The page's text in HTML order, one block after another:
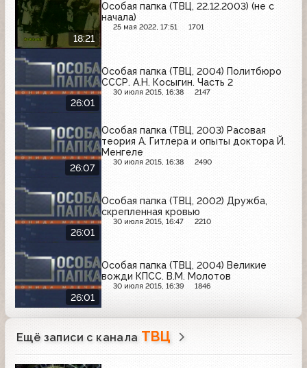
18:21
Особая папка (ТВЦ, 22.12.2003) (не с
начала)
25 мая 2022, 17:51 1701
26:01
Особая папка (ТВЦ, 2004) Политбюро
СССР. А.Н. Косыгин. Часть 2
30 июля 2015, 16:38 2147
26:07
Особая папка (ТВЦ, 2003) Расовая
теория А. Гитлера и опыты доктора Й.
Менгеле
30 июля 2015, 16:38 2490
26:01
Особая папка (ТВЦ, 2002) Дружба,
скрепленная кровью
30 июля 2015, 16:47 2210
26:01
Особая папка (ТВЦ, 2004) Великие
вожди КПСС. В.М. Молотов
30 июля 2015, 16:39 1846
Ещё записи с канала ТВЦ